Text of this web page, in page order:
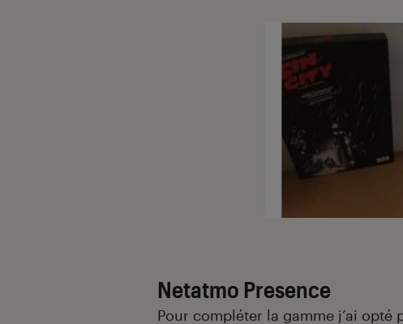
Netatmo Presence
Pour compléter la gamme j’ai opté